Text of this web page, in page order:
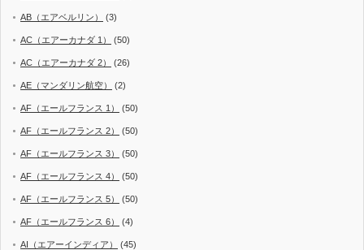
AB（エアベルリン） (3)
AC（エアーカナダ 1） (50)
AC（エアーカナダ 2） (26)
AE（マンダリン航空） (2)
AF（エールフランス 1） (50)
AF（エールフランス 2） (50)
AF（エールフランス 3） (50)
AF（エールフランス 4） (50)
AF（エールフランス 5） (50)
AF（エールフランス 6） (4)
AI（エアーインディア） (45)